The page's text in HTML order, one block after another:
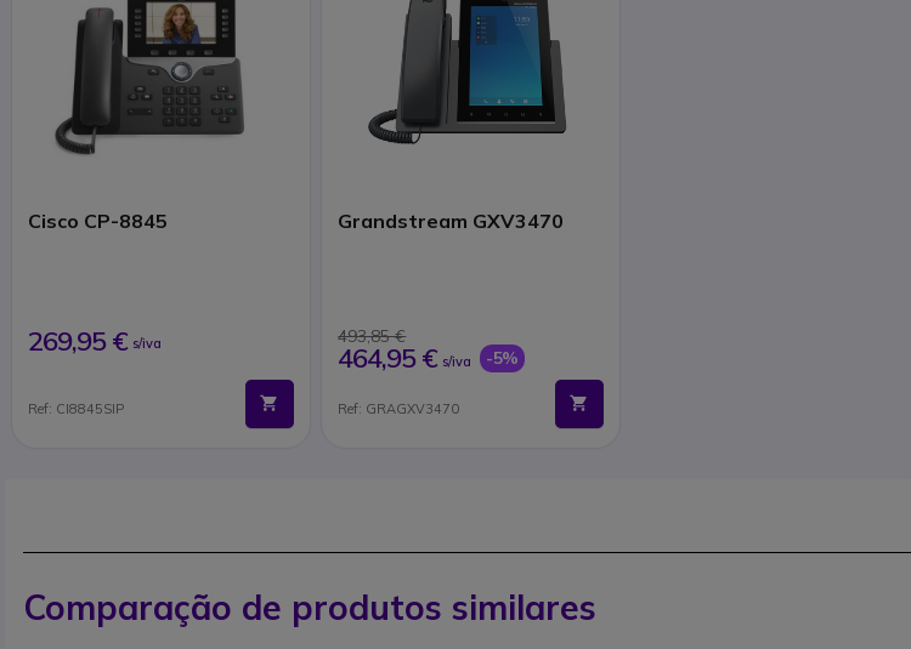
Cisco CP-8845
269,95 € s/iva
Ref: CI8845SIP
Grandstream GXV3470
493,85 €
464,95 € s/iva -5%
Ref: GRAGXV3470
Comparação de produtos similares